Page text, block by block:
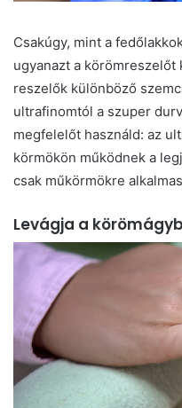
Csakúgy, mint a
ugyanazt a
reszelők különböző
ultrafinomtól a szuper
megfelelőt használd: az
körmökön működnek a
csak műkörmökre
Levágja a